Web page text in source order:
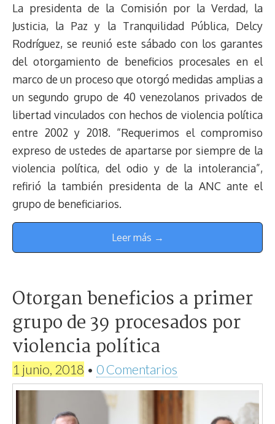
La presidenta de la Comisión por la Verdad, la
Justicia, la Paz y la Tranquilidad Pública, Delcy
Rodríguez, se reunió este sábado con los garantes
del otorgamiento de beneficios procesales en el
marco de un proceso que otorgó medidas amplias a
un segundo grupo de 40 venezolanos privados de
libertad vinculados con hechos de violencia política
entre 2002 y 2018. “Requerimos el compromiso
expreso de ustedes de apartarse por siempre de la
violencia política, del odio y de la intolerancia”,
refirió la también presidenta de la ANC ante el
grupo de beneficiarios.
Leer más →
Otorgan beneficios a primer
grupo de 39 procesados por
violencia política
1 junio, 2018 • 0 Comentarios